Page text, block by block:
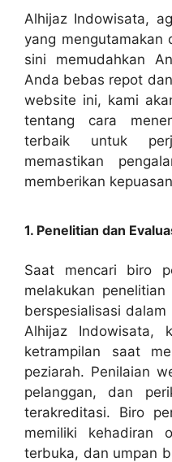
Alhijaz Indowisata,
yang mengutamakan
sini memudahkan
Anda bebas repot
website ini, kami
tentang cara
terbaik untuk
memastikan
memberikan
1. Penelitian dan
Saat mencari biro
melakukan
berspesialisasi
Alhijaz Indowisata,
ketrampilan saat
peziarah. Penilaian
pelanggan, dan
terakreditasi. Biro
memiliki kehadiran
terbuka, dan umpan